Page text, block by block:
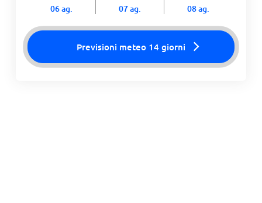
06 ag. 07 ag. 08 ag.
Previsioni meteo 14 giorni